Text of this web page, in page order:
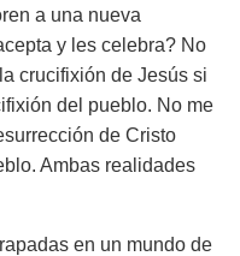
a una nueva
y les celebra? No
crucifixión de Jesús si
del pueblo. No me
de Cristo
Ambas realidades
en un mundo de